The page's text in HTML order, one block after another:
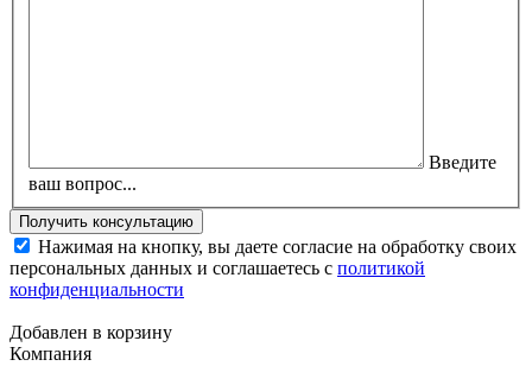
Введите
ваш вопрос...
Нажимая на кнопку, вы даете согласие на обработку своих
персональных данных и соглашаетесь с политикой
конфиденциальности
Добавлен в корзину
Компания